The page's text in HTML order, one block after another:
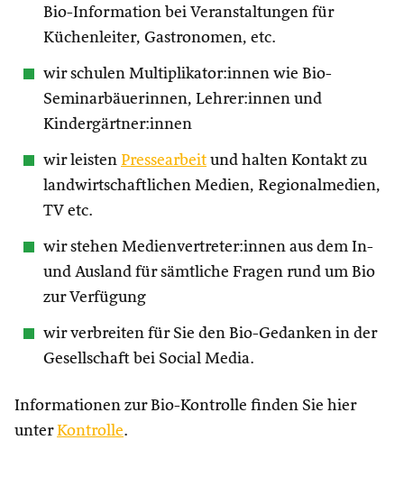
Bio-Information bei Veranstaltungen für
Küchenleiter, Gastronomen, etc.
wir schulen Multiplikator:innen wie Bio-
Seminarbäuerinnen, Lehrer:innen und
Kindergärtner:innen
wir leisten Pressearbeit und halten Kontakt zu
landwirtschaftlichen Medien, Regionalmedien,
TV etc.
wir stehen Medienvertreter:innen aus dem In-
und Ausland für sämtliche Fragen rund um Bio
zur Verfügung
wir verbreiten für Sie den Bio-Gedanken in der
Gesellschaft bei Social Media.
Informationen zur Bio-Kontrolle finden Sie hier
unterKontrolle.